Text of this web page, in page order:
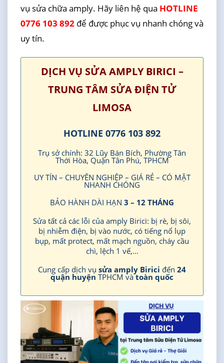
vụ sửa chữa amply. Hãy liên hệ qua HOTLINE
0776 103 892để được phục vụ nhanh chóng và
uy tín.
DỊCH VỤ SỬA AMPLY BIRICI –
TRUNG TÂM SỬA ĐIỆN TỬ
LIMOSA
HOTLINE 0776 103 892
Trụ sở chính: 32 Lũy Bán Bích, Phường Tân
Thới Hòa, Quận Tân Phú, TPHCM
UY TÍN – CHUYÊN NGHIỆP – GIÁ RẺ – CÓ MẶT
NHANH CHÓNG
BẢO HÀNH DÀI HẠN 3 – 12 THÁNG
Sửa tất cả các lỗi của amply Birici: bị rè, bị sôi,
bị nhiễm điện, bị vào nước, có tiếng nổ lụp
bụp, mất protect, mất mạch nguồn, cháy cầu
chì, lệch 1 vế,…
Cung cấp dịch vụ sửa amply Birici đến 24
quận huyện TPHCM vàtoàn quốc